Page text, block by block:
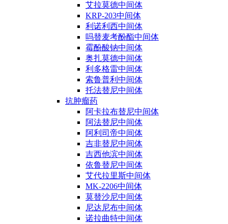
艾拉莫德中间体
KRP-203中间体
利诺利西中间体
吗替麦考酚酯中间体
霉酚酸钠中间体
奥扎莫德中间体
利多格雷中间体
索鲁普利中间体
托法替尼中间体
抗肿瘤药
阿卡拉布替尼中间体
阿法替尼中间体
阿利司帝中间体
吉非替尼中间体
吉西他滨中间体
依鲁替尼中间体
艾代拉里斯中间体
MK-2206中间体
莫替沙尼中间体
尼达尼布中间体
诺拉曲特中间体